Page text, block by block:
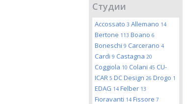
Студии
Accossato 3 Allemano 14
Bertone 113 Boano 6
Boneschi 9 Carcerano 4
Cardi 9 Castagna 20
Coggiola 10 Colani 45 CU-
ICAR 5 DC Design 26 Drogo 1
EDAG 14 Felber 13
Fioravanti 14 Fissore 7